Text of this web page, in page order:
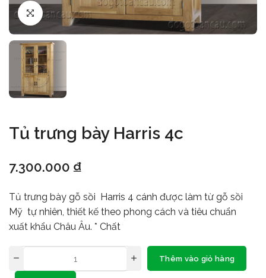
Tủ trưng bày Harris 4c
7.300.000 ₫
Tủ trưng bày gỗ sồi Harris 4 cánh được làm từ gỗ sồi
Mỹ tự nhiên, thiết kế theo phong cách và tiêu chuẩn
xuất khẩu Châu Âu. * Chất
Thêm vào giỏ hàng